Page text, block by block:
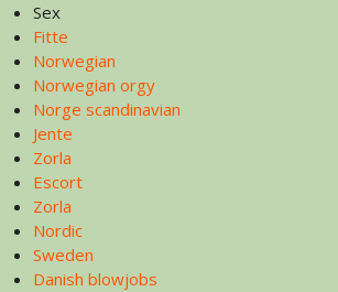
Sex
Fitte
Norwegian
Norwegian orgy
Norge scandinavian
Jente
Zorla
Escort
Zorla
Nordic
Sweden
Danish blowjobs